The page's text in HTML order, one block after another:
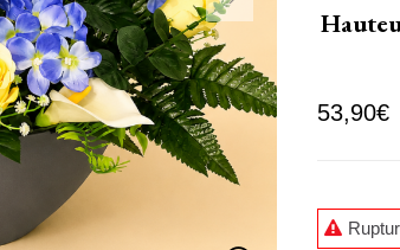
53,90€